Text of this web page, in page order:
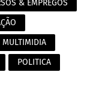
& EMPREGOS
MULTIMIDIA
POLITICA